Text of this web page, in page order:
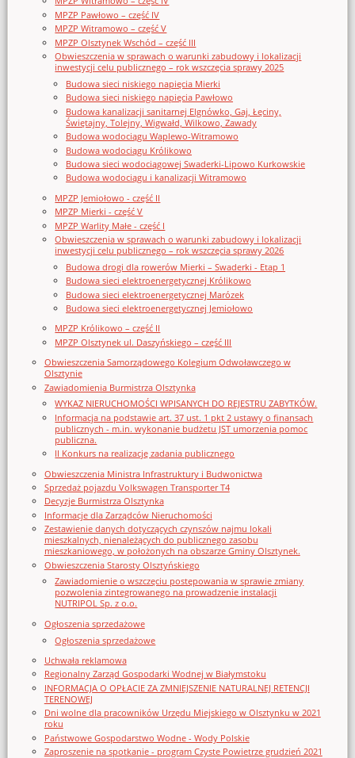
MPZP Pawłowo – część IV
MPZP Witramowo – część V
MPZP Olsztynek Wschód – część III
Obwieszczenia w sprawach o warunki zabudowy i lokalizacji
inwestycji celu publicznego – rok wszczęcia sprawy 2025
Budowa sieci niskiego napięcia Mierki
Budowa sieci niskiego napięcia Pawłowo
Budowa kanalizacji sanitarnej Elgnówko, Gaj, Łęciny,
Świętajny, Tolejny, Wigwałd, Wilkowo, Zawady
Budowa wodociągu Waplewo-Witramowo
Budowa wodociągu Królikowo
Budowa sieci wodociągowej Swaderki-Lipowo Kurkowskie
Budowa wodociągu i kanalizacji Witramowo
MPZP Jemiołowo - część II
MPZP Mierki - część V
MPZP Warlity Małe - część I
Obwieszczenia w sprawach o warunki zabudowy i lokalizacji
inwestycji celu publicznego – rok wszczęcia sprawy 2026
Budowa drogi dla rowerów Mierki – Swaderki - Etap 1
Budowa sieci elektroenergetycznej Królikowo
Budowa sieci elektroenergetycznej Marózek
Budowa sieci elektroenergetycznej Jemiołowo
MPZP Królikowo – część II
MPZP Olsztynek ul. Daszyńskiego – część III
Obwieszczenia Samorządowego Kolegium Odwoławczego w
Olsztynie
Zawiadomienia Burmistrza Olsztynka
WYKAZ NIERUCHOMOŚCI WPISANYCH DO REJESTRU ZABYTKÓW.
Informacja na podstawie art. 37 ust. 1 pkt 2 ustawy o finansach
publicznych - m.in. wykonanie budżetu JST umorzenia pomoc
publiczna.
II Konkurs na realizację zadania publicznego
Obwieszczenia Ministra Infrastruktury i Budwonictwa
Sprzedaż pojazdu Volkswagen Transporter T4
Decyzje Burmistrza Olsztynka
Informacje dla Zarządców Nieruchomości
Zestawienie danych dotyczących czynszów najmu lokali
mieszkalnych, nienależących do publicznego zasobu
mieszkaniowego, w położonych na obszarze Gminy Olsztynek.
Obwieszczenia Starosty Olsztyńskiego
Zawiadomienie o wszczęciu postępowania w sprawie zmiany
pozwolenia zintegrowanego na prowadzenie instalacji
NUTRIPOL Sp. z o.o.
Ogłoszenia sprzedażowe
Ogłoszenia sprzedażowe
Uchwała reklamowa
Regionalny Zarząd Gospodarki Wodnej w Białymstoku
INFORMACJA O OPŁACIE ZA ZMNIEJSZENIE NATURALNEJ RETENCJI
TERENOWEJ
Dni wolne dla pracowników Urzędu Miejskiego w Olsztynku w 2021
roku
Państwowe Gospodarstwo Wodne - Wody Polskie
Zaproszenie na spotkanie - program Czyste Powietrze grudzień 2021